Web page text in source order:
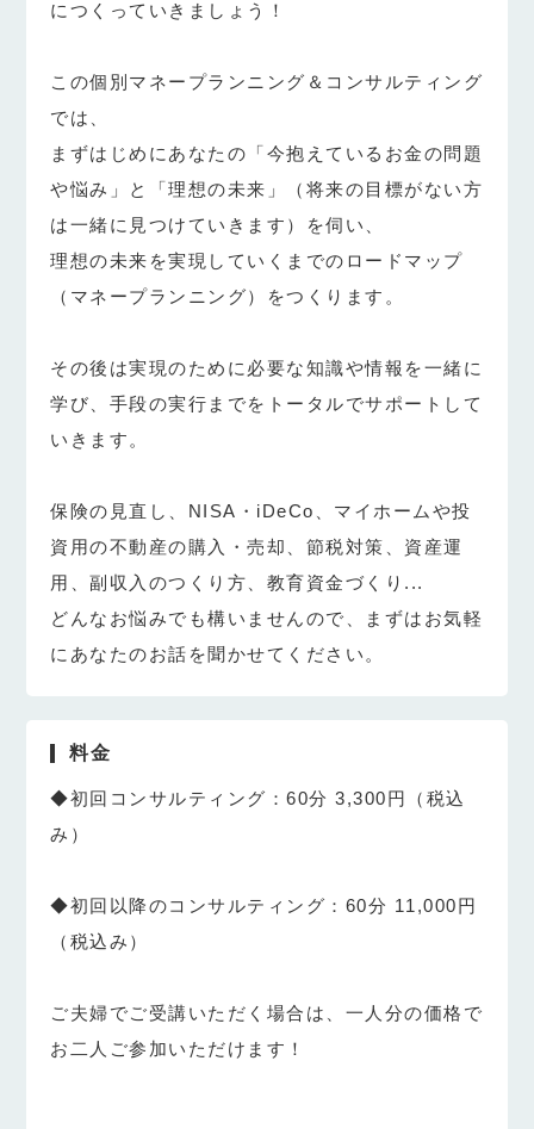
につくっていきましょう！
この個別マネープランニング＆コンサルティング
では、
まずはじめにあなたの「今抱えているお金の問題
や悩み」と「理想の未来」（将来の目標がない方
は一緒に見つけていきます）を伺い、
理想の未来を実現していくまでのロードマップ
（マネープランニング）をつくります。
その後は実現のために必要な知識や情報を一緒に
学び、手段の実行までをトータルでサポートして
いきます。
保険の見直し、NISA・iDeCo、マイホームや投
資用の不動産の購入・売却、節税対策、資産運
用、副収入のつくり方、教育資金づくり...
どんなお悩みでも構いませんので、まずはお気軽
にあなたのお話を聞かせてください。
料金
◆初回コンサルティング：60分 3,300円（税込
み）
◆初回以降のコンサルティング：60分 11,000円
（税込み）
ご夫婦でご受講いただく場合は、一人分の価格で
お二人ご参加いただけます！